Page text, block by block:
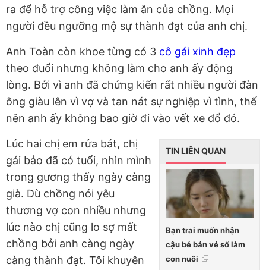
ra để hỗ trợ công việc làm ăn của chồng. Mọi
người đều ngưỡng mộ sự thành đạt của anh chị.
Anh Toàn còn khoe từng có 3 cô gái xinh đẹp
theo đuổi nhưng không làm cho anh ấy động
lòng. Bởi vì anh đã chứng kiến rất nhiều người đàn
ông giàu lên vì vợ và tan nát sự nghiệp vì tình, thế
nên anh ấy không bao giờ đi vào vết xe đổ đó.
TIN LIÊN QUAN
Bạn trai muốn nhận
cậu bé bán vé số làm
con nuôi
Lúc hai chị em rửa bát, chị
gái bảo đã có tuổi, nhìn mình
trong gương thấy ngày càng
già. Dù chồng nói yêu
thương vợ con nhiều nhưng
lúc nào chị cũng lo sợ mất
chồng bởi anh càng ngày
càng thành đạt. Tôi khuyên